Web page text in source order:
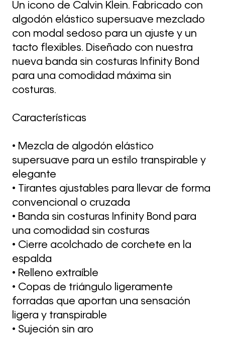
Un icono de Calvin Klein. Fabricado con
algodón elástico supersuave mezclado
con modal sedoso para un ajuste y un
tacto flexibles. Diseñado con nuestra
nueva banda sin costuras Infinity Bond
para una comodidad máxima sin
costuras.
Características
• Mezcla de algodón elástico
supersuave para un estilo transpirable y
elegante
• Tirantes ajustables para llevar de forma
convencional o cruzada
• Banda sin costuras Infinity Bond para
una comodidad sin costuras
• Cierre acolchado de corchete en la
espalda
• Relleno extraíble
• Copas de triángulo ligeramente
forradas que aportan una sensación
ligera y transpirable
• Sujeción sin aro